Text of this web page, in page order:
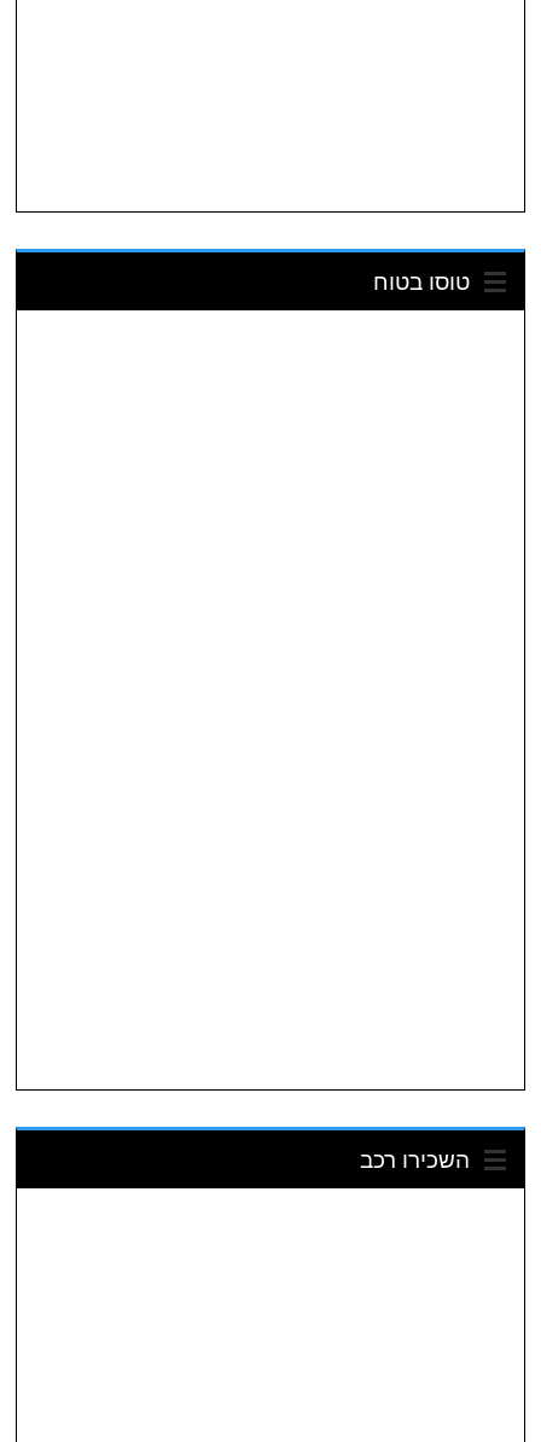
טוסו בטוח
השכירו רכב